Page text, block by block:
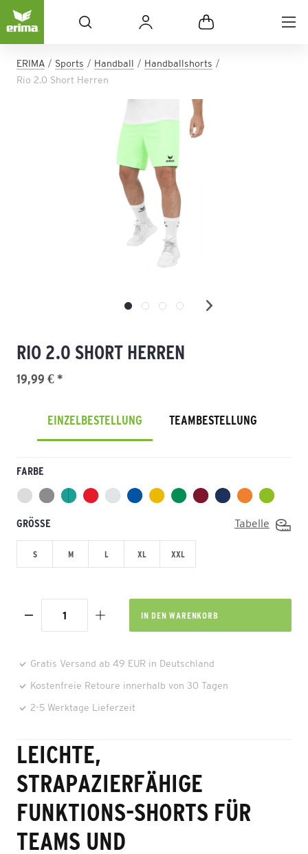
ERIMA Sports Handball
Handballshorts
Rio 2.0 Short Herren
RIO 2.0 SHORT HERREN
19,99 € *
EINZELBESTELLUNG TEAMBESTELLUNG
FARBE
GRÖSSE Tabelle
S M L XL XXL
IN DEN WARENKORB
Gratis Versand ab 49 EUR in Deutschland
Kostenfreie Retoure innerhalb von 30 Tagen
2-5 Werktage Lieferzeit
LEICHTE,
STRAPAZIERFÄHIGE
FUNKTIONS-SHORTS FÜR
TEAMS UND